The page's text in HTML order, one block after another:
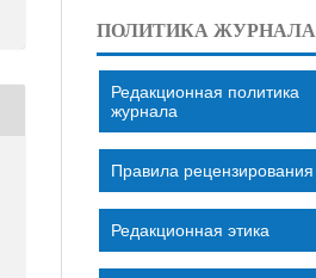
ПОЛИТИКА ЖУРНАЛА
Редакционная политика
журнала
Правила рецензирования
Редакционная этика